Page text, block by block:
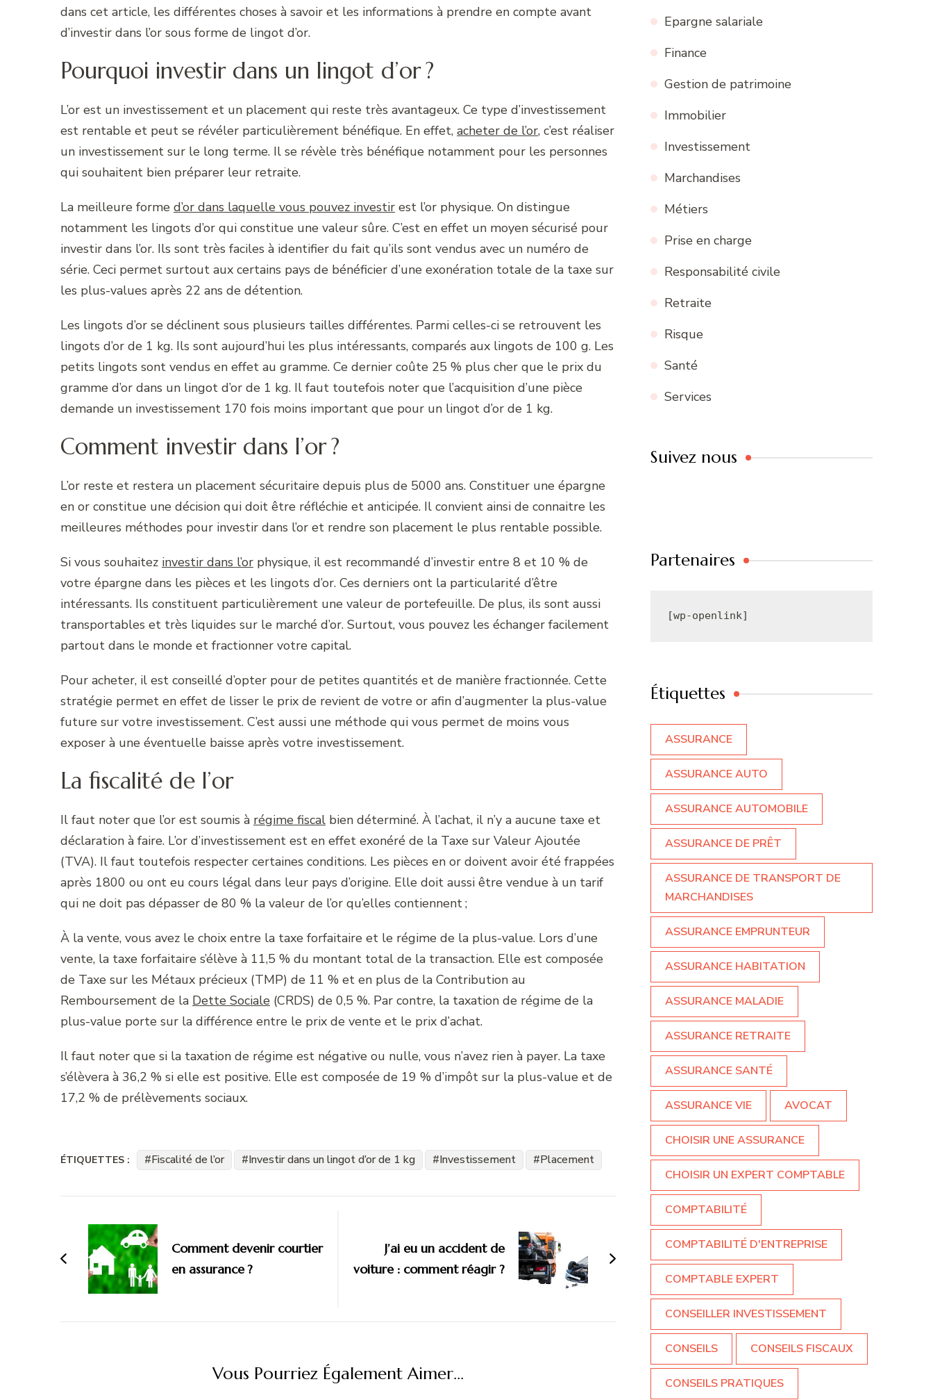
dans cet article, les différentes choses à savoir et les informations à prendre en compte avant
d’investir dans l’or sous forme de lingot d’or.
Pourquoi investir dans un lingot d’or ?
L’or est un investissement et un placement qui reste très avantageux. Ce type d’investissement
est rentable et peut se révéler particulièrement bénéfique. En effet, acheter de l’or, c’est réaliser
un investissement sur le long terme. Il se révèle très bénéfique notamment pour les personnes
qui souhaitent bien préparer leur retraite.
La meilleure forme d’or dans laquelle vous pouvez investir est l’or physique. On distingue
notamment les lingots d’or qui constitue une valeur sûre. C’est en effet un moyen sécurisé pour
investir dans l’or. Ils sont très faciles à identifier du fait qu’ils sont vendus avec un numéro de
série. Ceci permet surtout aux certains pays de bénéficier d’une exonération totale de la taxe sur
les plus-values après 22 ans de détention.
Les lingots d’or se déclinent sous plusieurs tailles différentes. Parmi celles-ci se retrouvent les
lingots d’or de 1 kg. Ils sont aujourd’hui les plus intéressants, comparés aux lingots de 100 g. Les
petits lingots sont vendus en effet au gramme. Ce dernier coûte 25 % plus cher que le prix du
gramme d’or dans un lingot d’or de 1 kg. Il faut toutefois noter que l’acquisition d’une pièce
demande un investissement 170 fois moins important que pour un lingot d’or de 1 kg.
Comment investir dans l’or ?
L’or reste et restera un placement sécuritaire depuis plus de 5000 ans. Constituer une épargne
en or constitue une décision qui doit être réfléchie et anticipée. Il convient ainsi de connaitre les
meilleures méthodes pour investir dans l’or et rendre son placement le plus rentable possible.
Si vous souhaitez investir dans l’or physique, il est recommandé d’investir entre 8 et 10 % de
votre épargne dans les pièces et les lingots d’or. Ces derniers ont la particularité d’être
intéressants. Ils constituent particulièrement une valeur de portefeuille. De plus, ils sont aussi
transportables et très liquides sur le marché d’or. Surtout, vous pouvez les échanger facilement
partout dans le monde et fractionner votre capital.
Pour acheter, il est conseillé d’opter pour de petites quantités et de manière fractionnée. Cette
stratégie permet en effet de lisser le prix de revient de votre or afin d’augmenter la plus-value
future sur votre investissement. C’est aussi une méthode qui vous permet de moins vous
exposer à une éventuelle baisse après votre investissement.
La fiscalité de l’or
Il faut noter que l’or est soumis à régime fiscal bien déterminé. À l’achat, il n’y a aucune taxe et
déclaration à faire. L’or d’investissement est en effet exonéré de la Taxe sur Valeur Ajoutée
(TVA). Il faut toutefois respecter certaines conditions. Les pièces en or doivent avoir été frappées
après 1800 ou ont eu cours légal dans leur pays d’origine. Elle doit aussi être vendue à un tarif
qui ne doit pas dépasser de 80 % la valeur de l’or qu’elles contiennent ;
À la vente, vous avez le choix entre la taxe forfaitaire et le régime de la plus-value. Lors d’une
vente, la taxe forfaitaire s’élève à 11,5 % du montant total de la transaction. Elle est composée
de Taxe sur les Métaux précieux (TMP) de 11 % et en plus de la Contribution au
Remboursement de la Dette Sociale (CRDS) de 0,5 %. Par contre, la taxation de régime de la
plus-value porte sur la différence entre le prix de vente et le prix d’achat.
Il faut noter que si la taxation de régime est négative ou nulle, vous n’avez rien à payer. La taxe
s’élèvera à 36,2 % si elle est positive. Elle est composée de 19 % d’impôt sur la plus-value et de
17,2 % de prélèvements sociaux.
ÉTIQUETTES : Fiscalité de l’or Investir dans un lingot d’or de 1 kg Investissement Placement
d'article
Comment devenir courtier
en assurance ?
J’ai eu un accident de
voiture : comment réagir ?
Vous Pourriez Également Aimer...
Epargne salariale
Finance
Gestion de patrimoine
Immobilier
Investissement
Marchandises
Métiers
Prise en charge
Responsabilité civile
Retraite
Risque
Santé
Services
Suivez nous
Partenaires
[wp-openlink]
Étiquettes
ASSURANCE
ASSURANCE AUTO
ASSURANCE AUTOMOBILE
ASSURANCE DE PRÊT
ASSURANCE DE TRANSPORT DE
MARCHANDISES
ASSURANCE EMPRUNTEUR
ASSURANCE HABITATION
ASSURANCE MALADIE
ASSURANCE RETRAITE
ASSURANCE SANTÉ
ASSURANCE VIE AVOCAT
CHOISIR UNE ASSURANCE
CHOISIR UN EXPERT COMPTABLE
COMPTABILITÉ
COMPTABILITÉ D'ENTREPRISE
COMPTABLE EXPERT
CONSEILLER INVESTISSEMENT
CONSEILS CONSEILS FISCAUX
CONSEILS PRATIQUES